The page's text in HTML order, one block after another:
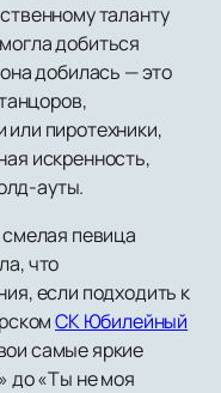
таланту
добиться
добилась — это
или пиротехники,
искренность,
ауты.
певица
что
если подходить к
СК Юбилейный
самые яркие
до «Ты не моя